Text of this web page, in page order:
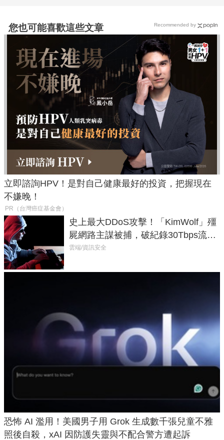
您也可能喜歡這些文章
立即諮詢HPV！是對自己健康最好的投資，把握現在
不嫌晚！
PR（台灣癌症基金會）
史上最大DDoS攻擊！「KimWolf」殭
屍網路主謀被捕，破紀錄30Tbps流量
癱瘓全球！
雲端/資訊安全
恐怖 AI 濫用！美國男子用 Grok 生成數千張兒童不雅
照後自殺，xAI 因防護失靈與不配合警方遭起訴
Recommended by